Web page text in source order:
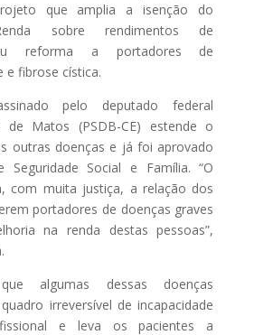
que amplia a isenção do
sobre rendimentos de
reforma a portadores de
e fibrose cística.
pelo deputado federal
de Matos (PSDB-CE) estende o
outras doenças e já foi aprovado
Seguridade Social e Família. “O
com muita justiça, a relação dos
portadores de doenças graves
na renda destas pessoas”,
algumas dessas doenças
irreversível de incapacidade
e leva os pacientes a